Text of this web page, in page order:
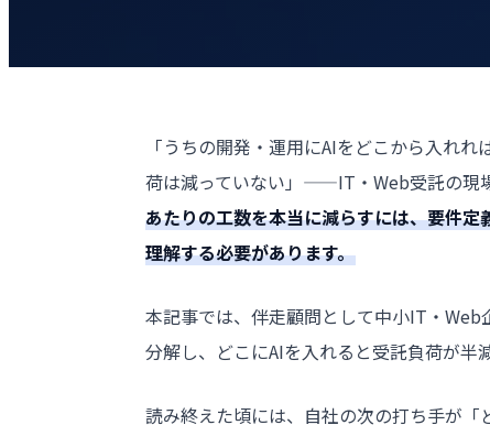
「うちの開発・運用にAIをどこから入れ
荷は減っていない」——IT・Web受託の現
あたりの工数を本当に減らすには、要件
理解する必要があります。
本記事では、伴走顧問として中小IT・
分解し、どこにAIを入れると受託負荷が半
読み終えた頃には、自社の次の打ち手が